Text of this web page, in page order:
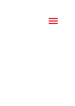
Main